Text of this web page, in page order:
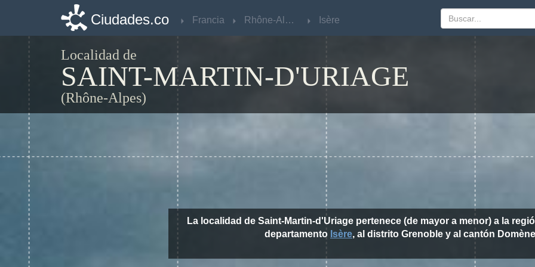
Ciudades.co Francia Rhône-Alpes Isère
Localidad de
SAINT-MARTIN-D'URIAGE
(Rhône-Alpes)
La localidad de Saint-Martin-d'Uriage pertenece (de mayor a menor) a la
departamento Isère, al distrito Grenoble y al cantón
Ciudades.co Francia Rhône-Alpes Isère